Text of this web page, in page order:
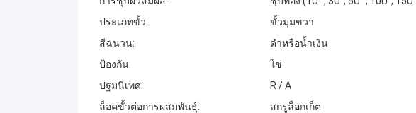
ประเภทขั้ว
ขั้วมุมขวา
สีฉนวน:
ดำหรือน้ำเงิน
ป้องกัน:
ใช่
ปฐมนิเทศ:
R / A
ล็อคขั้วต่อการผสมพันธุ์:
สกรูล็อกเก็ต